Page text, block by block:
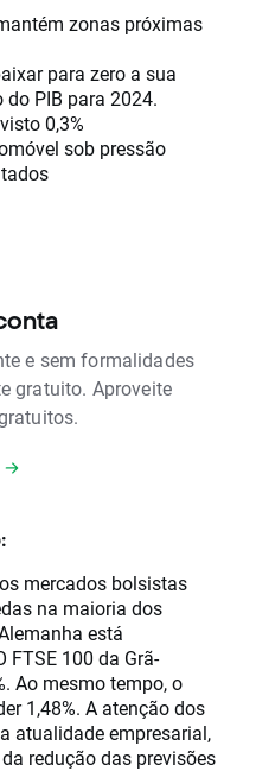
zonas próximas
para zero a sua
PIB para 2024.
0,3%
sob pressão
e sem formalidades
gratuito. Aproveite
mercados bolsistas
na maioria dos
está
FTSE 100 da Grã-
Ao mesmo tempo, o
1,48%. A atenção dos
atualidade empresarial,
redução das previsões